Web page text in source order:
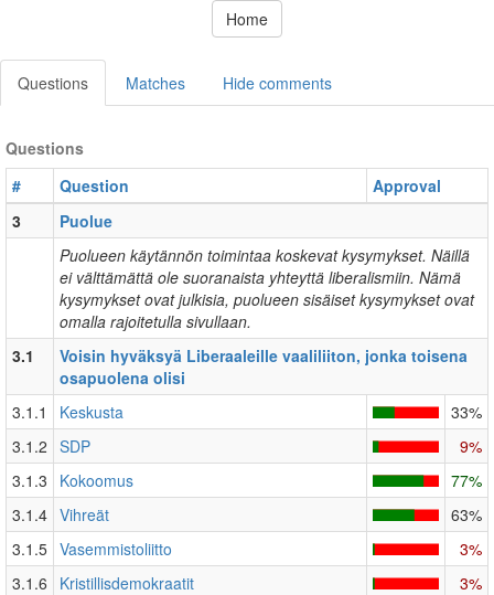
Home
Questions Matches Hide comments
Questions
#
Question
Approval
3
Puolue
Puolueen käytännön toimintaa koskevat kysymykset. Näillä
ei välttämättä ole suoranaista yhteyttä liberalismiin. Nämä
kysymykset ovat julkisia, puolueen sisäiset kysymykset ovat
omalla rajoitetulla sivullaan.
3.1
Voisin hyväksyä Liberaaleille vaaliliiton, jonka toisena
osapuolena olisi
3.1.1
Keskusta
33%
3.1.2 SDP
9%
3.1.3
Kokoomus
77%
3.1.4 Vihreät
63%
3.1.5 Vasemmistoliitto
3%
3.1.6
Kristillisdemokraatit
3%